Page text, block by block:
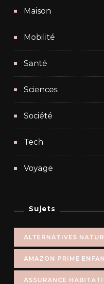
Maison
Mobilité
Santé
Sciences
Société
Tech
Voyage
Sujets
ALTERNATIVES
AMAZON PRIME
ASSURANCE